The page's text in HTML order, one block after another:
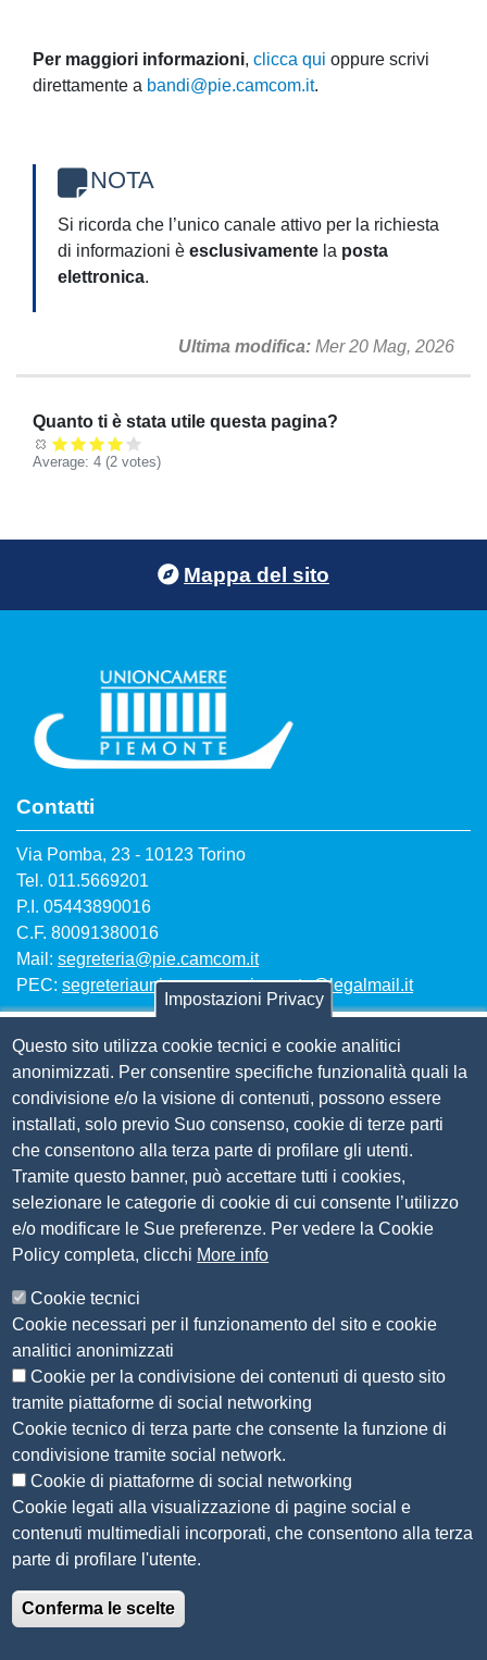
Per maggiori informazioni, clicca qui oppure scrivi
direttamente a bandi@pie.camcom.it.
NOTA
Si ricorda che l’unico canale attivo per la richiesta
di informazioni è esclusivamente la posta
elettronica.
Ultima modifica Mer 20 Mag, 2026
Quanto ti è stata utile questa pagina?
Average: 4 (2 votes)
Mappa del sito
Contatti
Via Pomba, 23 - 10123 Torino
Tel. 011.5669201
P.I. 05443890016
C.F. 80091380016
Mail: segreteria@pie.camcom.it
PEC: segreteriaunioncamerepiemonte@legalmail.it
Amm. trasparente
Bandi per contributi
Codice etico
Organigramma
Piano anticorruzione 2019-2021
Selezione personale
Statuto
CSR Piemonte
AlpMed - le Camere di commercio dell'Euroregione
ADR Piemonte
Seguici su
Menù privacy
Note legali Accesso riservato Privacy
© 2022 Unioncamere Piemonte - Realizzato con
Impostazioni Privacy
Questo sito utilizza cookie tecnici e cookie analitici
anonimizzati. Per consentire specifiche funzionalità quali la
condivisione e/o la visione di contenuti, possono essere
installati, solo previo Suo consenso, cookie di terze parti
che consentono alla terza parte di profilare gli utenti.
Tramite questo banner, può accettare tutti i cookies,
selezionare le categorie di cookie di cui consente l’utilizzo
e/o modificare le Sue preferenze. Per vedere la Cookie
Policy completa, clicchi More info
Cookie tecnici
Cookie necessari per il funzionamento del sito e cookie
analitici anonimizzati
Cookie per la condivisione dei contenuti di questo sito
tramite piattaforme di social networking
Cookie tecnico di terza parte che consente la funzione di
condivisione tramite social network.
Cookie di piattaforme di social networking
Cookie legati alla visualizzazione di pagine social e
contenuti multimediali incorporati, che consentono alla terza
parte di profilare l'utente.
Conferma le scelte